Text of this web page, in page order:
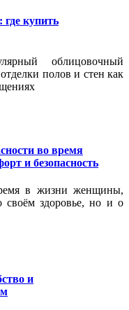
купить
облицовочный
полов и стен как
во время
и безопасность
в жизни женщины,
своём здоровье, но и о
и